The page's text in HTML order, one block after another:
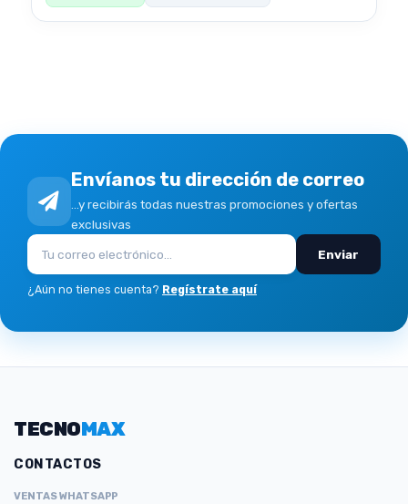
Envíanos tu dirección de correo
...y recibirás todas nuestras promociones y ofertas
exclusivas
Enviar
¿Aún no tienes cuenta? Regístrate aquí
TECNOMAX
CONTACTOS
VENTAS WHATSAPP